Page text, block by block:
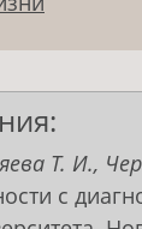
Т. И.,
с